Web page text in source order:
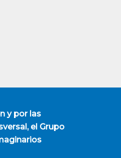
y por las
el Grupo